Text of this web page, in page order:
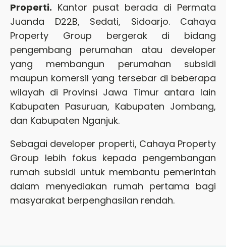
Properti. Kantor pusat berada di Permata
Juanda D22B, Sedati, Sidoarjo. Cahaya
Property Group bergerak di bidang
pengembang perumahan atau developer
yang membangun perumahan subsidi
maupun komersil yang tersebar di beberapa
wilayah di Provinsi Jawa Timur antara lain
Kabupaten Pasuruan, Kabupaten Jombang,
dan Kabupaten Nganjuk.
Sebagai developer properti, Cahaya Property
Group lebih fokus kepada pengembangan
rumah subsidi untuk membantu pemerintah
dalam menyediakan rumah pertama bagi
masyarakat berpenghasilan rendah.